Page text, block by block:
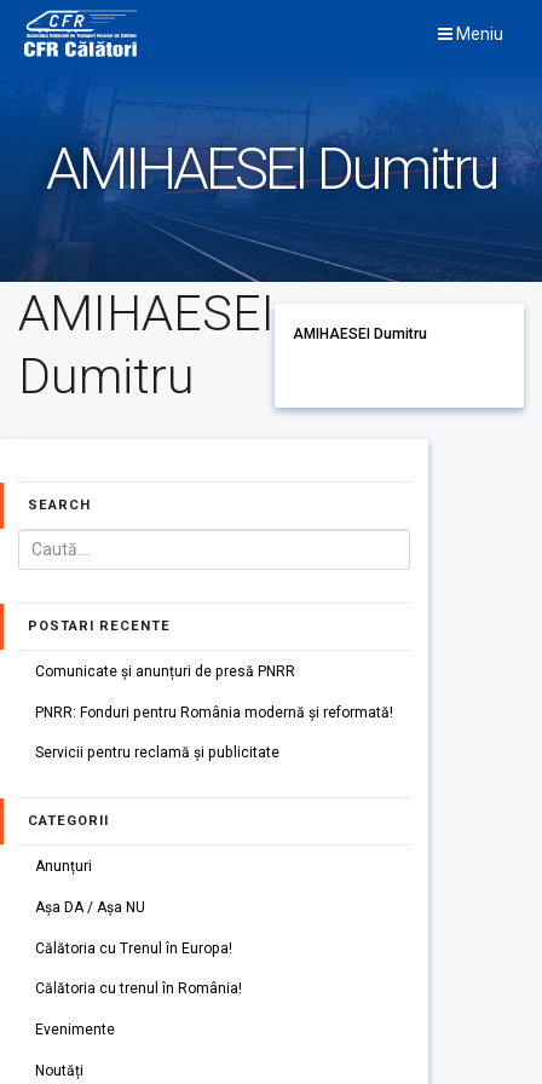
content
Meniu
AMIHAESEI Dumitru
AMIHAESEI
Dumitru
AMIHAESEI Dumitru
SEARCH
POSTARI RECENTE
Comunicate și anunțuri de presă PNRR
PNRR: Fonduri pentru România modernă și reformată!
Servicii pentru reclamă și publicitate
CATEGORII
Anunțuri
Așa DA / Așa NU
Călătoria cu Trenul în Europa!
Călătoria cu trenul în România!
Evenimente
Noutăți